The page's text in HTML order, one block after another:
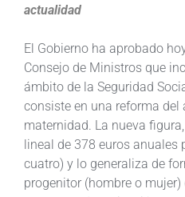
actualidad
El Gobierno ha aprobado
Consejo de Ministros que
ámbito de la Seguridad
consiste en una reforma
maternidad. La nueva
lineal de 378 euros anuales
cuatro) y lo generaliza de
progenitor (hombre o